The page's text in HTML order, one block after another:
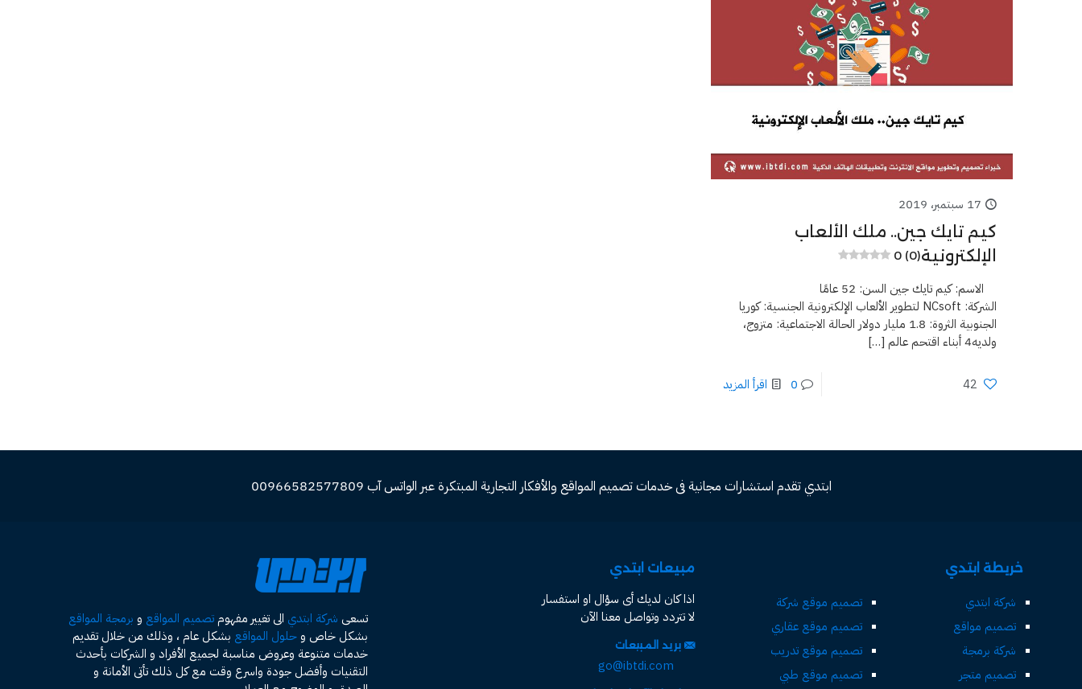
17 سبتمبر، 2019
كيم تايك جين.. ملك الألعاب
الإلكترونية0 (0)
الاسم: كيم تايك جين السن: 52 عامًا
الشركة: NCsoft لتطوير الألعاب الإلكترونية الجنسية: كوريا
الجنوبية الثروة: 1.8 مليار دولار الحالة الاجتماعية: متزوج،
ولديه4 أبناء اقتحم عالم
[…]
42
0 اقرأ المزيد
ابتدي تقدم استشارات مجانية فى خدمات تصميم المواقع والأفكار التجارية المبتكرة عبر الواتس آب 00966582577809
خريطة ابتدي
شركة ابتدي
تصميم مواقع
شركة برمجة
تصميم متجر
تصميم موقع شركة
تصميم موقع عقاري
تصميم موقع تدريب
تصميم موقع طبي
مبيعات ابتدي
اذا كان لديك أى سؤال او استفسار
لا تتردد وتواصل معنا الآن
بريد المبيعات
go@ibtdi.com
تسعى شركة ابتدي الى تغيير مفهومتصميم المواقع و برمجة المواقع
بشكل خاص وحلول المواقع بشكل عام ، وذلك من خلال تقديم
خدمات متنوعة وعروض مناسبة لجميع الأفراد و الشركات بأحدث
التقنيات وأفضل جودة واسرع وقت مع كل ذلك تأتى الأمانة و